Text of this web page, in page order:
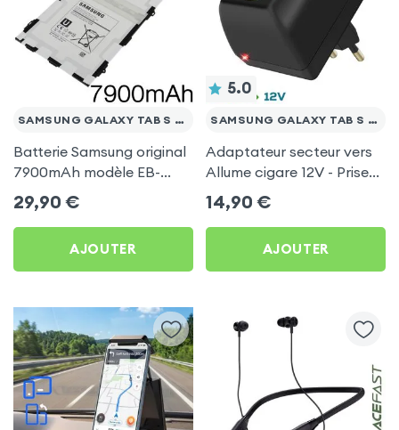
SAMSUNG GALAXY TAB S 10.5
Batterie Samsung original
7900mAh modèle EB-
BT800FBU pour Samsung
Galaxy Tab S 10.5
29,90 €
AJOUTER
5.0
SAMSUNG GALAXY TAB S 10.5
Adaptateur secteur vers
Allume cigare 12V - Prise
220V Noir
14,90 €
AJOUTER